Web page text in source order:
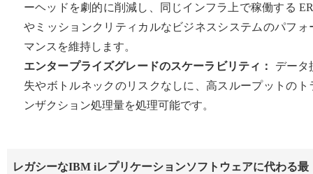
ーヘッドを劇的に削減し、同じインフラ上で稼働する
やミッションクリティカルなビジネスシステムのパフォ
マンスを維持します。
エンタープライズグレードのスケーラビリティ：
データ
失やボトルネックのリスクなしに、高スループットのト
ンザクション処理量を処理可能です。
レガシーなIBM iレプリケーションソフトウェアに代わる最